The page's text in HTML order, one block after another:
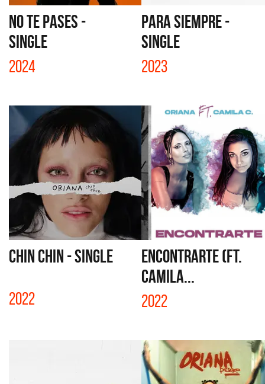
NO TE PASES -
SINGLE
2024
PARA SIEMPRE -
SINGLE
2023
CHIN CHIN - SINGLE
2022
ENCONTRARTE (FT.
CAMILA...
2022